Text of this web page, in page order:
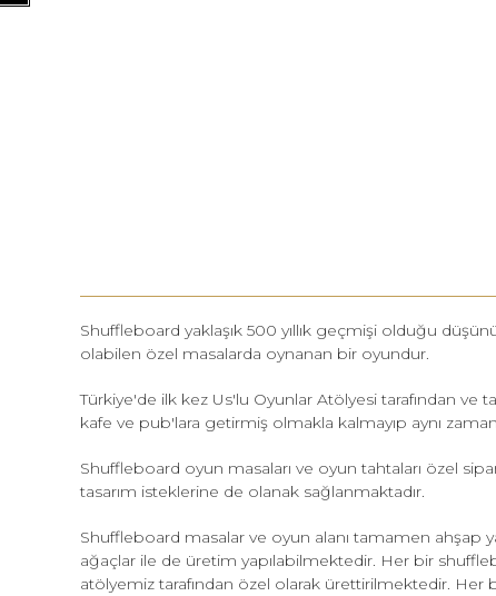
Shuffleboard yaklaşık 500 yıllık geçmişi olduğu
olabilen özel masalarda oynanan bir oyundur.
Türkiye'de ilk kez Us'lu Oyunlar Atölyesi tarafından ve
kafe ve pub'lara getirmiş olmakla kalmayıp aynı
Shuffleboard oyun masaları ve oyun tahtaları özel
tasarım isteklerine de olanak sağlanmaktadır.
Shuffleboard masalar ve oyun alanı tamamen ahşap
ağaçlar ile de üretim yapılabilmektedir. Her bir
atölyemiz tarafından özel olarak ürettirilmektedir.